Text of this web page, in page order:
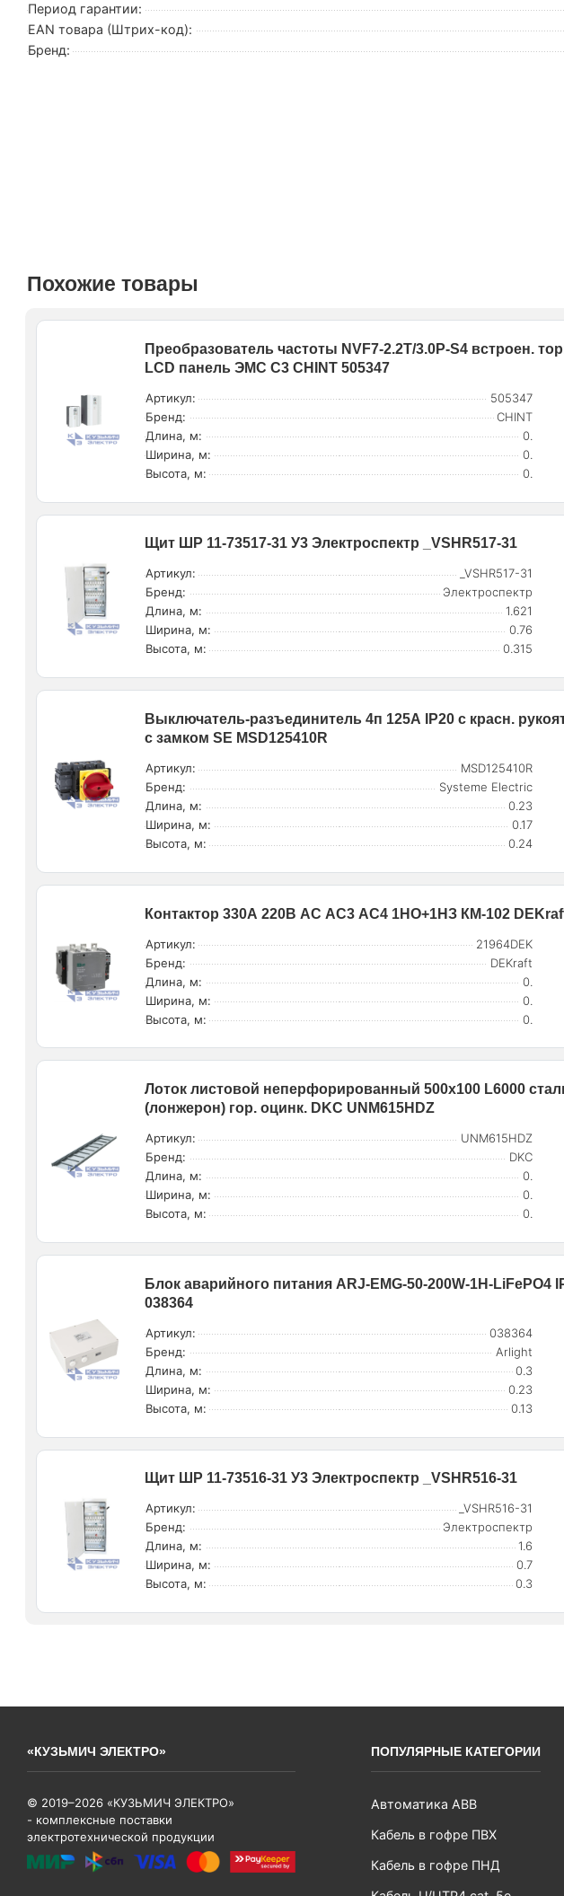
Период гарантии:
EAN товара (Штрих-код):
Бренд:
Похожие товары
Преобразователь частоты NVF7-2.2T/3.0P-S4 встроен.
LСD панель ЭМС С3 CHINT 505347
Артикул:
505347
Бренд:
CHINT
Длина, м:
0.
Ширина, м:
0.
Высота, м:
0.
Щит ШР 11-73517-31 У3 Электроспектр _VSHR517-31
Артикул:
_VSHR517-31
Бренд:
Электроспектр
Длина, м:
1.621
Ширина, м:
0.76
Высота, м:
0.315
Выключатель-разъединитель 4п 125А IP20 с красн.
с замком SE MSD125410R
Артикул:
MSD125410R
Бренд:
Systeme Electric
Длина, м:
0.23
Ширина, м:
0.17
Высота, м:
0.24
Контактор 330А 220В АС АС3 АС4 1НО+1НЗ КМ-102
Артикул:
21964DEK
Бренд:
DEKraft
Длина, м:
0.
Ширина, м:
0.
Высота, м:
0.
Лоток листовой неперфорированный 500х100 L6000
(лонжерон) гор. оцинк. DKC UNM615HDZ
Артикул:
UNM615HDZ
Бренд:
DKC
Длина, м:
0.
Ширина, м:
0.
Высота, м:
0.
Блок аварийного питания ARJ-EMG-50-200W-1H-LiFePO4
038364
Артикул:
038364
Бренд:
Arlight
Длина, м:
0.3
Ширина, м:
0.23
Высота, м:
0.13
Щит ШР 11-73516-31 У3 Электроспектр _VSHR516-31
Артикул:
_VSHR516-31
Бренд:
Электроспектр
Длина, м:
1.6
Ширина, м:
0.7
Высота, м:
0.3
«КУЗЬМИЧ ЭЛЕКТРО»
© 2019–2026 «КУЗЬМИЧ ЭЛЕКТРО»
- комплексные поставки
электротехнической продукции
ПОПУЛЯРНЫЕ КАТЕГОРИИ
Автоматика ABB
Кабель в гофре ПВХ
Кабель в гофре ПНД